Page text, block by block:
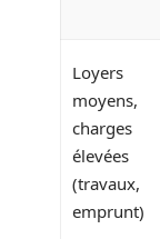
Loyers
moyens,
charges
élevées
(travaux,
emprunt)